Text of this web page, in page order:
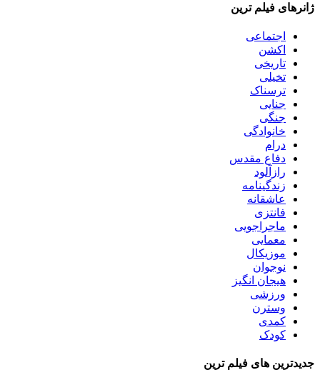
ژانرهای فیلم ترین
اجتماعی
اکشن
تاریخی
تخیلی
ترسناک
جنایی
جنگی
خانوادگی
درام
دفاع مقدس
رازآلود
زندگینامه
عاشقانه
فانتزی
ماجراجویی
معمایی
موزیکال
نوجوان
هیجان انگیز
ورزشی
وسترن
کمدی
کودک
جدیدترین های فیلم ترین